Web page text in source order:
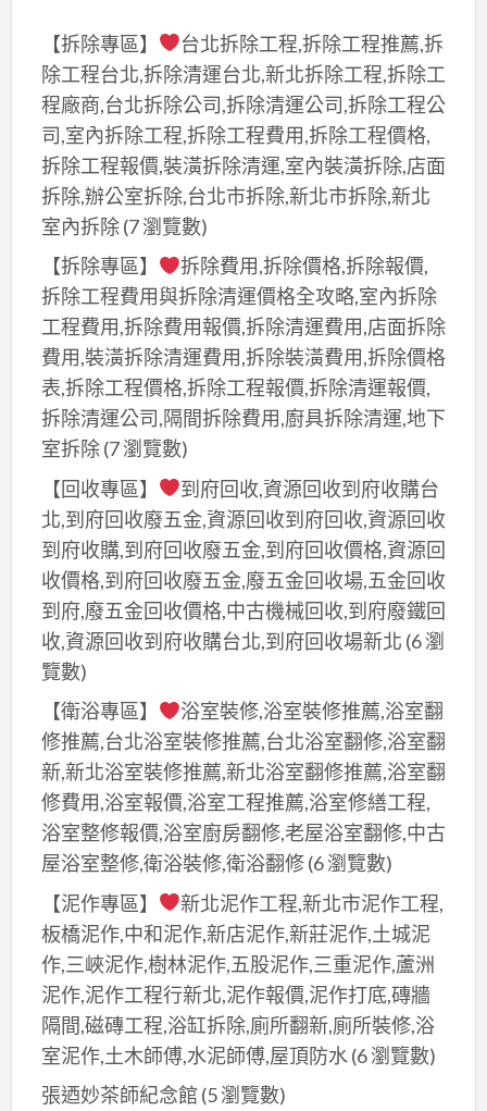
【拆除專區】
台北拆除工程,拆除工程推薦,拆
除工程台北,拆除清運台北,新北拆除工程,拆除工
程廠商,台北拆除公司,拆除清運公司,拆除工程公
司,室內拆除工程,拆除工程費用,拆除工程價格,
拆除工程報價,裝潢拆除清運,室內裝潢拆除,店面
拆除,辦公室拆除,台北市拆除,新北市拆除,新北
室內拆除(7 瀏覽數)
【拆除專區】
拆除費用,拆除價格,拆除報價,
拆除工程費用與拆除清運價格全攻略,室內拆除
工程費用,拆除費用報價,拆除清運費用,店面拆除
費用,裝潢拆除清運費用,拆除裝潢費用,拆除價格
表,拆除工程價格,拆除工程報價,拆除清運報價,
拆除清運公司,隔間拆除費用,廚具拆除清運,地下
室拆除(7 瀏覽數)
【回收專區】
到府回收,資源回收到府收購台
北,到府回收廢五金,資源回收到府回收,資源回收
到府收購,到府回收廢五金,到府回收價格,資源回
收價格,到府回收廢五金,廢五金回收場,五金回收
到府,廢五金回收價格,中古機械回收,到府廢鐵回
收,資源回收到府收購台北,到府回收場新北 (6 瀏
覽數)
【衛浴專區】
浴室裝修,浴室裝修推薦,浴室翻
修推薦,台北浴室裝修推薦,台北浴室翻修,浴室翻
新,新北浴室裝修推薦,新北浴室翻修推薦,浴室翻
修費用,浴室報價,浴室工程推薦,浴室修繕工程,
浴室整修報價,浴室廚房翻修,老屋浴室翻修,中古
屋浴室整修,衛浴裝修,衛浴翻修(6 瀏覽數)
【泥作專區】
新北泥作工程,新北市泥作工程,
板橋泥作,中和泥作,新店泥作,新莊泥作,土城泥
作,三峽泥作,樹林泥作,五股泥作,三重泥作,蘆洲
泥作,泥作工程行新北,泥作報價,泥作打底,磚牆
隔間,磁磚工程,浴缸拆除,廁所翻新,廁所裝修,浴
室泥作,土木師傅,水泥師傅,屋頂防水(6 瀏覽數)
張迺妙茶師紀念館 (5 瀏覽數)